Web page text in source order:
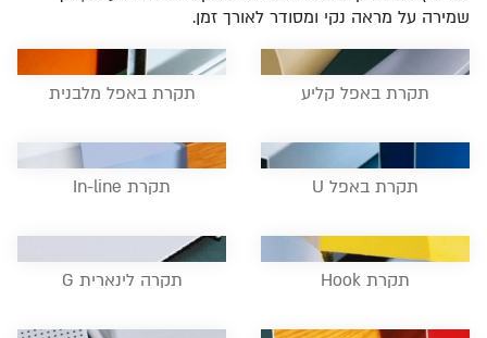
שמירה על מראה נקי ומסודר לאורך זמן.
תקרת באפל קליע תקרת באפל מלבנית
תקרת באפל U תקרת In-line
תקרת Hook תקרה לינארית G